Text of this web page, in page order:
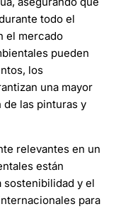
todo el
el mercado
pueden
los
una mayor
las pinturas y
relevantes en un
están
sostenibilidad y el
para